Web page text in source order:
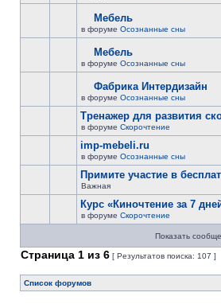
Мебель
в форуме Осознанные сны
Мебель
в форуме Осознанные сны
Фабрика Интердизайн
в форуме Осознанные сны
Тренажер для развития
в форуме Скорочтение
imp-mebeli.ru
в форуме Осознанные сны
Примите участие в
Важная
Курс «Киночтение за 7
в форуме Скорочтение
Показать
Страница 1 из 6 [ Результатов поиска: 107 ]
Список форумов